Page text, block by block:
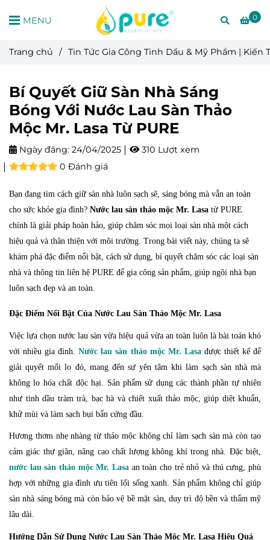
0
MENU
Trang chủ / Tin Tức Gia Công Tinh Dầu & Mỹ Phẩm | Kiến
Bí Quyết Giữ Sàn Nhà Sáng
Bóng Với Nước Lau Sàn Thảo
Mộc Mr. Lasa Từ PURE
Ngày đăng: 24/04/2025
310 Lượt xem
0 Đánh giá
Bạn đang tìm cách giữ sàn nhà luôn sạch sẽ, sáng bóng mà vẫn an toàn
cho sức khỏe gia đình? Nước lau sàn thảo mộc Mr. Lasa từ PURE
chính là giải pháp hoàn hảo, giúp chăm sóc mọi loại sàn nhà một cách
hiệu quả và thân thiện với môi trường. Trong bài viết này, chúng ta sẽ
khám phá đặc điểm nổi bật, cách sử dụng, bí quyết chăm sóc các loại sàn
nhà và thông tin liên hệ PURE để gia công sản phẩm, giúp ngôi nhà bạn
luôn sạch đẹp và an toàn.
Đặc Điểm Nổi Bật Của Nước Lau Sàn Thảo Mộc Mr. Lasa
Việc lựa chọn nước lau sàn vừa hiệu quả vừa an toàn luôn là bài toán khó
với nhiều gia đình.Nước lau sàn thảo mộc Mr. Lasađược thiết kế để
giải quyết mối lo đó, mang đến sự yên tâm khi làm sạch sàn nhà mà
không lo hóa chất độc hại. Sản phẩm sử dụng các thành phần tự nhiên
như tinh dầu tràm trà, bạc hà và chiết xuất thảo mộc, giúp diệt khuẩn,
khử mùi và làm sạch bụi bẩn cứng đầu.
Hương thơm nhẹ nhàng từ thảo mộc không chỉ làm sạch sàn mà còn tạo
cảm giác thư giãn, nâng cao chất lượng không khí trong nhà. Đặc biệt,
nước lau sàn thảo mộc Mr. Lasa an toàn cho trẻ nhỏ và thú cưng, phù
hợp với những gia đình ưu tiên lối sống xanh. Sản phẩm không chỉ giúp
sàn nhà sáng bóng mà còn bảo vệ bề mặt sàn, duy trì độ bền và thẩm mỹ
lâu dài.
Hướng Dẫn Sử Dụng Nước Lau Sàn Thảo Mộc Mr. Lasa Hiệu Quả